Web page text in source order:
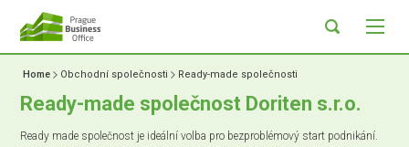
Home Obchodní společnosti Ready-made společnosti
Ready-made společnost Doriten s.r.o.
Ready made společnost je ideální volba pro bezproblémový start podnikání.